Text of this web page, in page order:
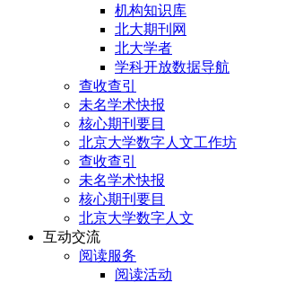
机构知识库
北大期刊网
北大学者
学科开放数据导航
查收查引
未名学术快报
核心期刊要目
北京大学数字人文工作坊
查收查引
未名学术快报
核心期刊要目
北京大学数字人文
互动交流
阅读服务
阅读活动